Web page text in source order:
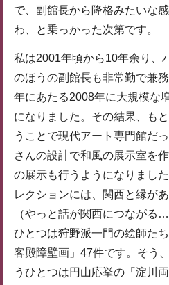
で、副館長から降格みたいな
わ、と乗っかった次第です。
私は2001年頃から10年余り、
のほうの副館長も非常勤で兼
年にあたる2008年に大規模な
になりました。その結果、も
うことで現代アート専門館だ
さんの設計で和風の展示室を
の展示も行うようになりまし
レクションには、関西と縁が
（やっと話が関西につながる…
ひとつは狩野派一門の絵師た
客殿障壁画」47件です。そう
うひとつは円山応挙の「淀川